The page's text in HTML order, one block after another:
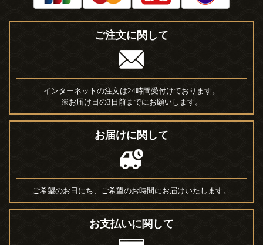
ご注文に関して
インターネットの注文は24時間受付けております。
※お届け日の3日前までにお願いします。
お届けに関して
ご希望のお日にち、ご希望のお時間にお届けいたします。
お支払いに関して